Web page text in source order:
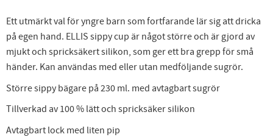
Ett utmärkt val för yngre barn som fortfarande lär sig att dricka
på egen hand. ELLIS sippy cup är något större och är gjord av
mjukt och spricksäkert silikon, som ger ett bra grepp för små
händer. Kan användas med eller utan medföljande sugrör.
Större sippy bägare på 230 ml. med avtagbart sugrör
Tillverkad av 100 % lätt och spricksäker silikon
Avtagbart lock med liten pip